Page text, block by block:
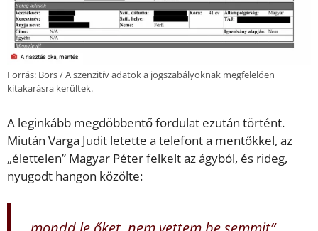
Forrás: Bors / A szenzitív adatok a jogszabályoknak megfelelően
kitakarásra kerültek.
A leginkább megdöbbentő fordulat ezután történt.
Miután Varga Judit letette a telefont a mentőkkel, az
„élettelen” Magyar Péter felkelt az ágyból, és rideg,
nyugodt hangon közölte: